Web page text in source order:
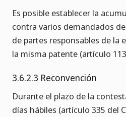
Es posible establecer la
contra varios demandados
de partes responsables de la
la misma patente (artículo 113
3.6.2.3 Reconvención
Durante el plazo de la
días hábiles (artículo 335 del